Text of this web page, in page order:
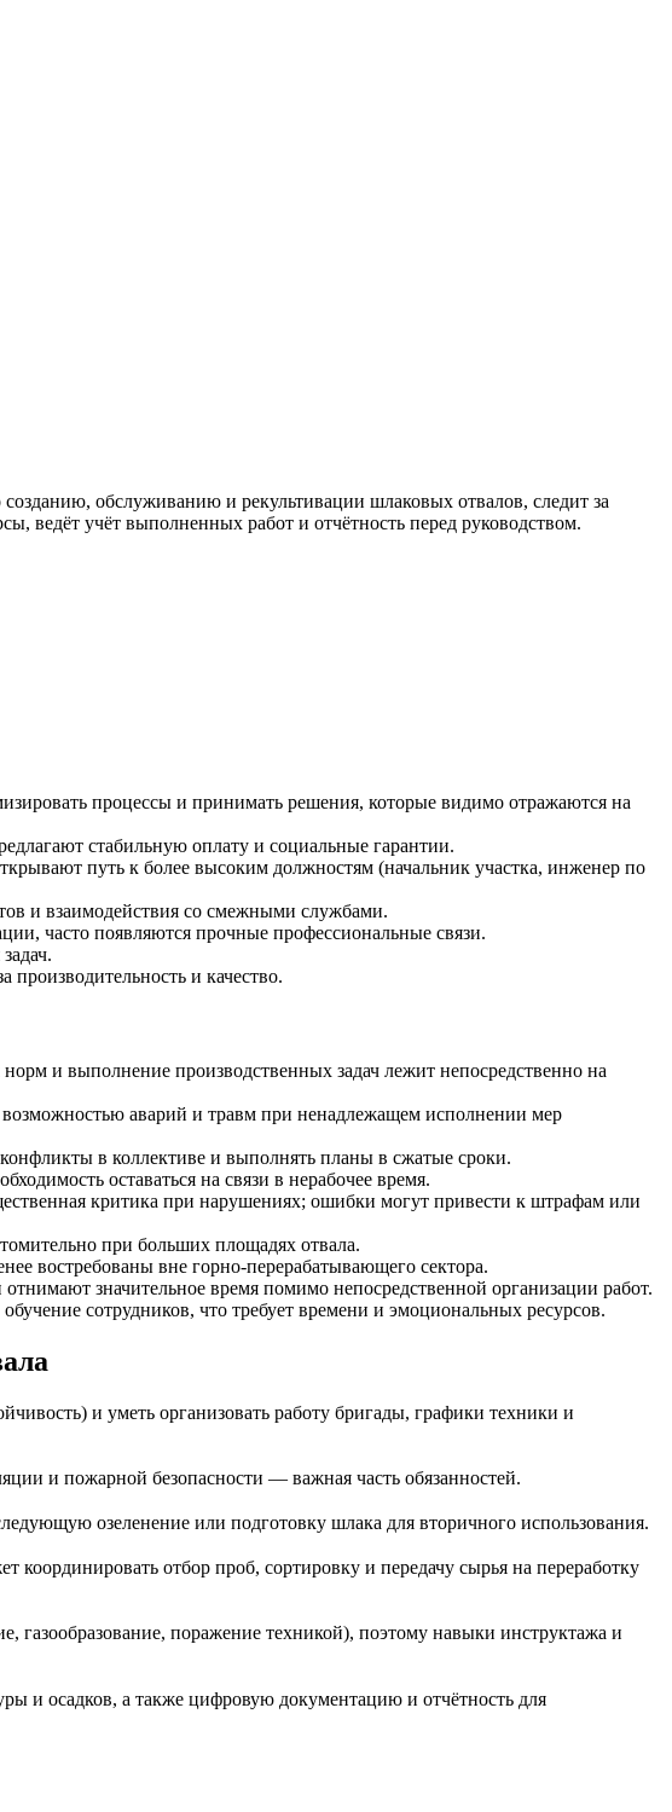
обслуживанию и рекультивации шлаковых отвалов, следит за
ведёт учёт выполненных работ и отчётность перед руководством.
процессы и принимать решения, которые видимо отражаются на
стабильную оплату и социальные гарантии.
путь к более высоким должностям (начальник участка, инженер по
и взаимодействия со смежными службами.
часто появляются прочные профессиональные связи.
и качество.
и выполнение производственных задач лежит непосредственно на
аварий и травм при ненадлежащем исполнении мер
в коллективе и выполнять планы в сжатые сроки.
оставаться на связи в нерабочее время.
критика при нарушениях; ошибки могут привести к штрафам или
при больших площадях отвала.
востребованы вне горно-перерабатывающего сектора.
значительное время помимо непосредственной организации работ.
сотрудников, что требует времени и эмоциональных ресурсов.
и уметь организовать работу бригады, графики техники и
и пожарной безопасности — важная часть обязанностей.
озеленение или подготовку шлака для вторичного использования.
отбор проб, сортировку и передачу сырья на переработку
газообразование, поражение техникой), поэтому навыки инструктажа и
и осадков, а также цифровую документацию и отчётность для